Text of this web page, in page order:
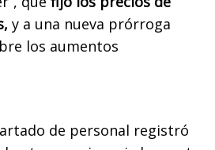
y a una nueva prórroga
los aumentos
de personal registró